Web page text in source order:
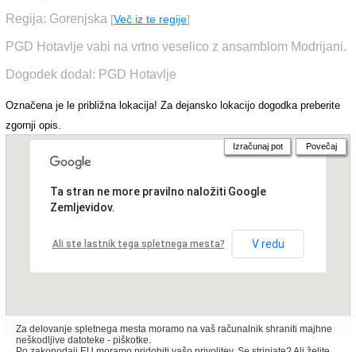
Regija: Gorenjska [Več iz te regije]
PGD Hotavlje vabi na vrtno veselico z ansamblom Modrijani.
Dogodek dodal: PGD Hotavlje
Označena je le približna lokacija! Za dejansko lokacijo dogodka preberite
zgornji opis.
Ta stran ne more pravilno naložiti Google
Zemljevidov.
Ali ste lastnik tega spletnega mesta? V redu
Izračunaj pot Povečaj
Za delovanje spletnega mesta moramo na vaš računalnik shraniti majhne
neškodljive datoteke - piškotke.